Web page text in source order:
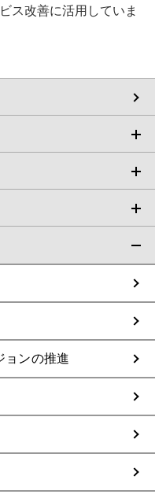
ス改善に活用していま
ョンの推進